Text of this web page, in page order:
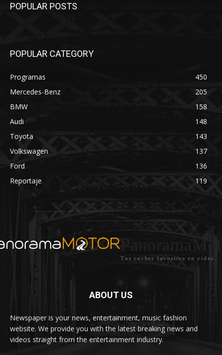
POPULAR POSTS
POPULAR CATEGORY
Programas
450
Mercedes-Benz
205
BMW
158
Audi
148
Toyota
143
Volkswagen
137
Ford
136
Reportaje
119
Tus coches favoritos en video.
ABOUT US
Newspaper is your news, entertainment, music fashion
website. We provide you with the latest breaking news and
videos straight from the entertainment industry.